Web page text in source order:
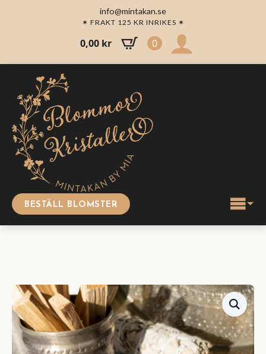
info@mintakan.se
✶ FRAKT 125 KR INRIKES ✶
0,00 kr 0
BESTÄLL BLOMSTER